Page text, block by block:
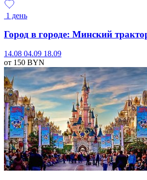
1 день
Город в городе: Минский
14.08 04.09 18.09
от 150 BYN